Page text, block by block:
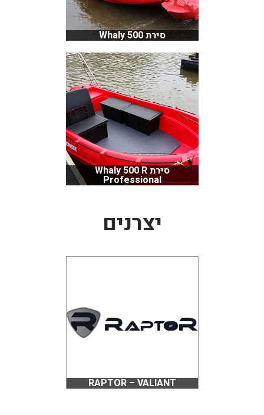
סירת Whaly 500
סירת Whaly 500 R
Professional
יצרנים
RAPTOR – VALIANT